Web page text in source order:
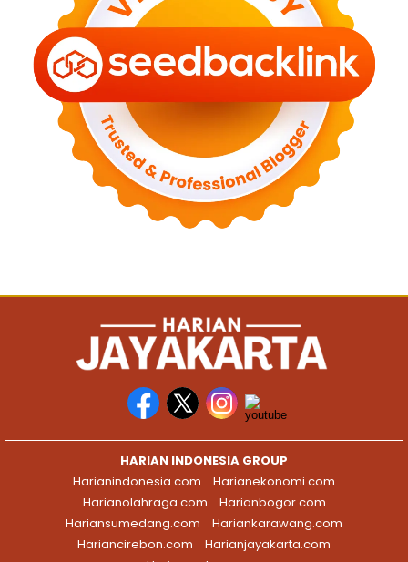
HARIAN INDONESIA GROUP
Harianindonesia.com
Harianekonomi.com
Harianolahraga.com
Harianbogor.com
Hariansumedang.com
Hariankarawang.com
Hariancirebon.com
Harianjayakarta.com